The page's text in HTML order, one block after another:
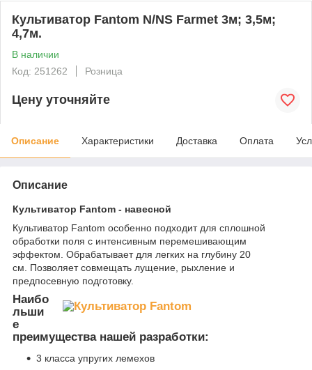
Культиватор Fantom N/NS Farmet 3м; 3,5м;
4,7м.
В наличии
Код: 251262
Розница
Цену уточняйте
Описание Характеристики Доставка Оплата
Описание
Культиватор Fantom - навесной
Культиватор Fantom особенно подходит для сплошной
обработки поля с интенсивным перемешивающим
эффектом. Обрабатывает для легких на глубину 20
см. Позволяет совмещать лущение, рыхление и
предпосевную подготовку.
Наибо
льши
е
преимущества нашей разработки:
3 класса упругих лемехов